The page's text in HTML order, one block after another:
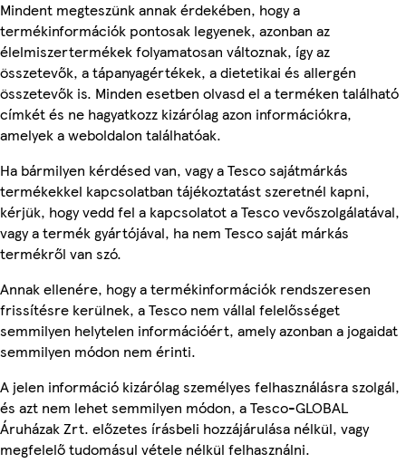
Mindent megteszünk annak érdekében, hogy a
termékinformációk pontosak legyenek, azonban az
élelmiszertermékek folyamatosan változnak, így az
összetevők, a tápanyagértékek, a dietetikai és allergén
összetevők is. Minden esetben olvasd el a terméken található
címkét és ne hagyatkozz kizárólag azon információkra,
amelyek a weboldalon találhatóak.
Ha bármilyen kérdésed van, vagy a Tesco sajátmárkás
termékekkel kapcsolatban tájékoztatást szeretnél kapni,
kérjük, hogy vedd fel a kapcsolatot a Tesco vevőszolgálatával,
vagy a termék gyártójával, ha nem Tesco saját márkás
termékről van szó.
Annak ellenére, hogy a termékinformációk rendszeresen
frissítésre kerülnek, a Tesco nem vállal felelősséget
semmilyen helytelen információért, amely azonban a jogaidat
semmilyen módon nem érinti.
A jelen információ kizárólag személyes felhasználásra szolgál,
és azt nem lehet semmilyen módon, a Tesco-GLOBAL
Áruházak Zrt. előzetes írásbeli hozzájárulása nélkül, vagy
megfelelő tudomásul vétele nélkül felhasználni.